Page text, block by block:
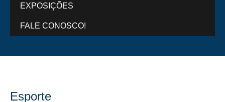
EXPOSIÇÕES
FALE CONOSCO!
Esporte